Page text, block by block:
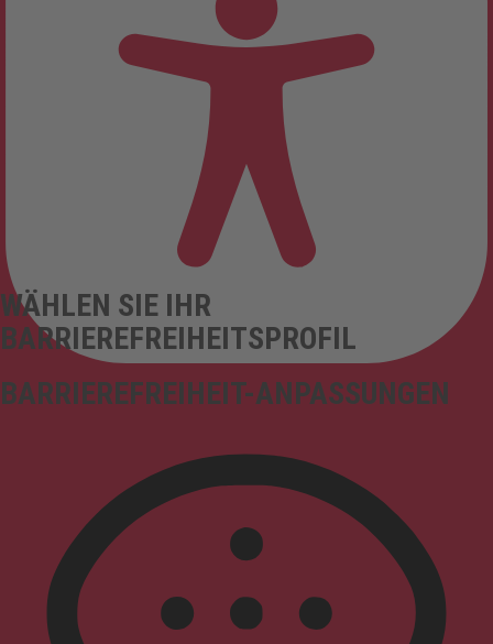
BARRIEREFREIHEIT-ANPASSUNGEN
WÄHLEN SIE IHR
BARRIEREFREIHEITSPROFIL